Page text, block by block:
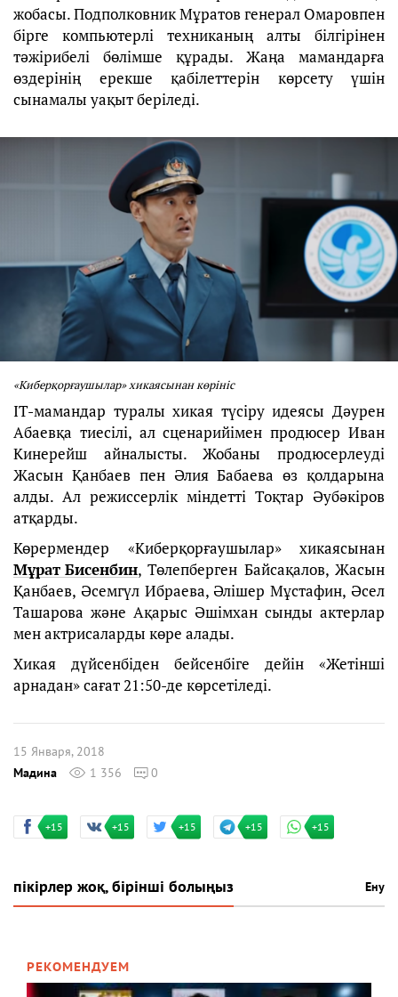
жобасы. Подполковник Мұратов генерал Омаровпен
бірге компьютерлі техниканың алты білгірінен
тәжірибелі бөлімше құрады. Жаңа мамандарға
өздерінің ерекше қабілеттерін көрсету үшін
сынамалы уақыт беріледі.
«Киберқорғаушылар» хикаясынан көрініс
IT-мамандар туралы хикая түсіру идеясы Дәурен
Абаевқа тиесілі, ал сценарийімен продюсер Иван
Кинерейш айналысты. Жобаны продюсерлеуді
Жасын Қанбаев пен Әлия Бабаева өз қолдарына
алды. Ал режиссерлік міндетті Тоқтар Әубәкіров
атқарды.
Көрермендер «Киберқорғаушылар» хикаясынан
Мұрат Бисенбин, Төлепберген Байсақалов, Жасын
Қанбаев, Әсемгүл Ибраева, Әлішер Мұстафин, Әсел
Ташарова және Ақарыс Әшімхан сынды актерлар
мен актрисаларды көре алады.
Хикая дүйсенбіден бейсенбіге дейін «Жетінші
арнадан» сағат 21:50-де көрсетіледі.
15 Января, 2018
Мадина
1 356 0
+15 +15 +15 +15 +15
пікірлер жоқ, бірінші болыңыз Ену
РЕКОМЕНДУЕМ